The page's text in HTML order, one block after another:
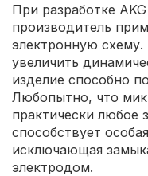
При разработке
производитель
электронную схему.
увеличить
изделие способно
Любопытно, что
практически любое
способствует
исключающая
электродом.